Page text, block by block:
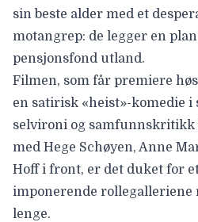
sin beste alder med et
motangrep: de legger en
pensjonsfond utland.
Filmen, som får premiere
en satirisk «heist»-komedie i
selvironi og
med Hege Schøyen, Anne
Hoff i front, er det duket for
imponerende rollegalleriene
lenge.